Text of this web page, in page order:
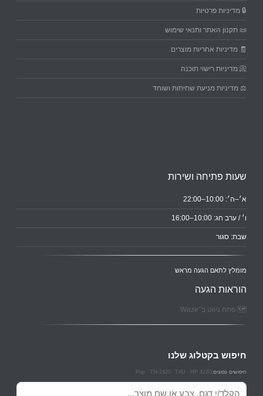
🔒 מדיניות פרטיות
📜 תקנון האתר ותנאי שימוש
🧾 מדיניות אחריות מוצרים
📀 מדיניות רישוי תוכנה
⚖️ מדיניות מניעת שחיתות ושוחד
שעות פתיחה ושירות
א׳–ה׳: 10:00–22:00
ו׳ / ערב חג: 10:00–16:00
שבת: סגור
מומלץ לתאם הגעה מראש
הוראות הגעה
🗺️ פתח ניווט ב־Waze
חיפוש בקטלוג שלנו
חיפושים נפוצים:HP 4220
T4U
TN-2420
Pop
חיפוש מוצרים